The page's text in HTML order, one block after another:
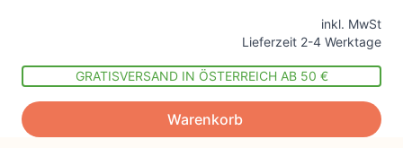
inkl. MwSt
Lieferzeit 2-4 Werktage
GRATISVERSAND IN ÖSTERREICH AB 50 €
Warenkorb